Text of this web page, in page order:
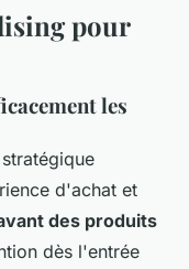
pour
les
d'achat et
des produits
dès l'entrée